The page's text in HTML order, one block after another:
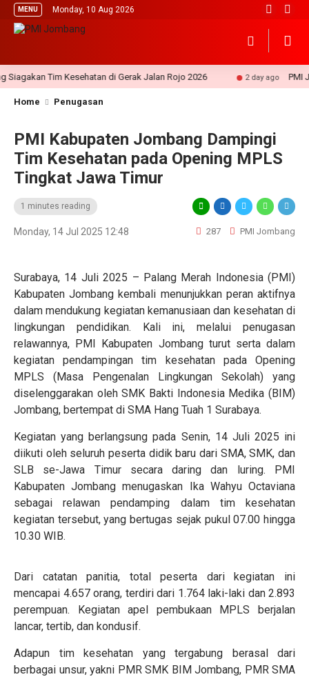
MENU Monday, 10 Aug 2026
Tim Kesehatan di Gerak Jalan Rojo 2026 2 day ago PMI
Home Penugasan
PMI Kabupaten Jombang Dampingi
Tim Kesehatan pada Opening MPLS
Tingkat Jawa Timur
1 minutes reading
Monday, 14 Jul 2025 12:48 287 PMI Jombang
Surabaya, 14 Juli 2025 – Palang Merah Indonesia (PMI)
Kabupaten Jombang kembali menunjukkan peran aktifnya
dalam mendukung kegiatan kemanusiaan dan kesehatan di
lingkungan pendidikan. Kali ini, melalui penugasan
relawannya, PMI Kabupaten Jombang turut serta dalam
kegiatan pendampingan tim kesehatan pada Opening
MPLS (Masa Pengenalan Lingkungan Sekolah) yang
diselenggarakan oleh SMK Bakti Indonesia Medika (BIM)
Jombang, bertempat di SMA Hang Tuah 1 Surabaya.
Kegiatan yang berlangsung pada Senin, 14 Juli 2025 ini
diikuti oleh seluruh peserta didik baru dari SMA, SMK, dan
SLB se-Jawa Timur secara daring dan luring. PMI
Kabupaten Jombang menugaskan Ika Wahyu Octaviana
sebagai relawan pendamping dalam tim kesehatan
kegiatan tersebut, yang bertugas sejak pukul 07.00 hingga
10.30 WIB.
Dari catatan panitia, total peserta dari kegiatan ini
mencapai 4.657 orang, terdiri dari 1.764 laki-laki dan 2.893
perempuan. Kegiatan apel pembukaan MPLS berjalan
lancar, tertib, dan kondusif.
Adapun tim kesehatan yang tergabung berasal dari
berbagai unsur, yakni PMR SMK BIM Jombang, PMR SMA